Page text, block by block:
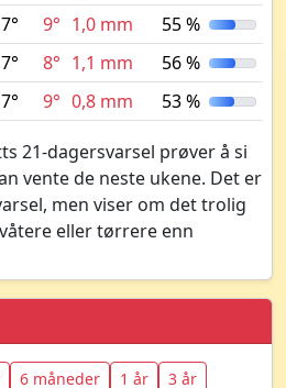
7° 9° 1,0 mm
55 %
7° 8° 1,1 mm
56 %
7° 9° 0,8 mm 53 %
21-dagersvarsel prøver å si
vente de neste ukene. Det er
men viser om det trolig
eller tørrere enn
6 måneder 1 år 3 år